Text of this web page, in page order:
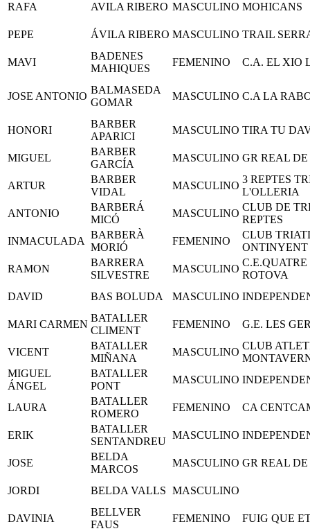
RAFA
AVILA RIBERO MASCULINO MOHICANS
PEPE ÁVILA RIBERO MASCULINO TRAIL
MAVI
BADENES
MAHIQUES
FEMENINO C.A. EL XIO
JOSE ANTONIO
BALMASEDA
GOMAR
MASCULINO C.A LA
HONORI
BARBER
APARICI
MASCULINO TIRA TU
MIGUEL
BARBER
GARCÍA
MASCULINO GR REAL
ARTUR
BARBER
VIDAL
MASCULINO
3 REPTES
L'OLLERIA
ANTONIO
BARBERÁ
MICÓ
MASCULINO
CLUB DE
REPTES
INMACULADA
BARBERÀ
MORIÓ
FEMENINO
CLUB
ONTINYENT
RAMON
BARRERA
SILVESTRE
MASCULINO
C.E.QUATRE
ROTOVA
DAVID
BAS BOLUDA MASCULINO
MARI CARMEN
BATALLER
CLIMENT
FEMENINO G.E. LES
VICENT
BATALLER
MIÑANA
MASCULINO
CLUB
MIGUEL
ÁNGEL
BATALLER
PONT
MASCULINO
LAURA
BATALLER
ROMERO
FEMENINO CA
ERIK
BATALLER
SENTANDREU
MASCULINO
JOSE
BELDA
MARCOS
MASCULINO GR REAL
JORDI BELDA VALLS MASCULINO
DAVINIA
BELLVER
FAUS
FEMENINO FUIG QUE